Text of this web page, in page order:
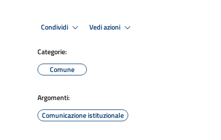
Condividi Vedi azioni
Categorie:
Comune
Argomenti:
Comunicazione istituzionale